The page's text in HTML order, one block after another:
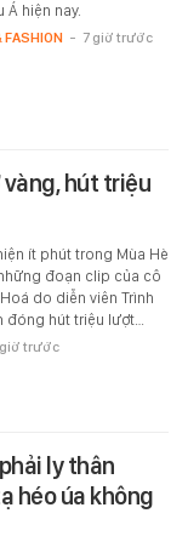
Á hiện nay.
FASHION - 7 giờ trước
vàng, hút triệu
ít phút trong Mùa Hè
đoạn clip của cô
do diễn viên Trình
đóng hút triệu lượt…
trước
ly thân
héo úa không